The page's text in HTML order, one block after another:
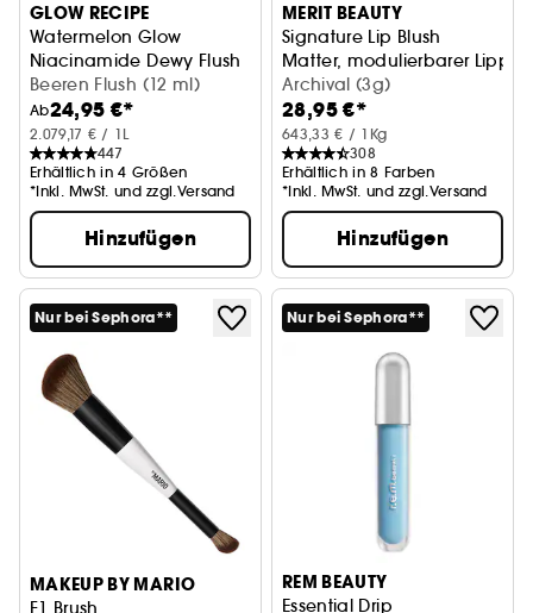
GLOW RECIPE
Watermelon Glow
Niacinamide Dewy Flush
Aufhellendes Flüssiges Rouge
Beeren Flush (12 ml)
Ab24,95 €*
2.079,17 € / 1L
447
Erhältlich in 4 Größen
*Inkl. MwSt. und zzgl.Versand
Hinzufügen
MERIT BEAUTY
Signature Lip Blush
Matter, modulierbarer
Archival (3g)
28,95 €*
643,33 € / 1Kg
308
Erhältlich in 8 Farben
*Inkl. MwSt. und zzgl.Versand
Hinzufügen
Nur bei Sephora**
MAKEUP BY MARIO
F1 Brush
Nur bei Sephora**
REM BEAUTY
Essential Drip